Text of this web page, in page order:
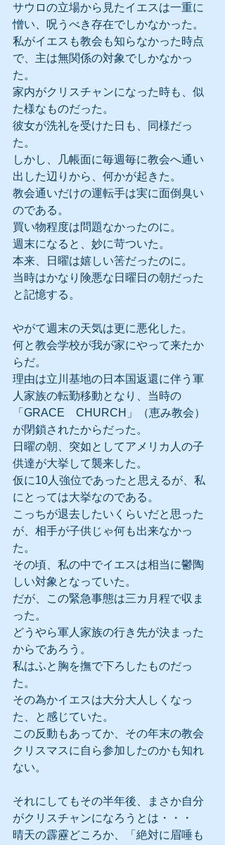
サウロの立場から見たイエスは一重に
憎い、呪うべき存在でしかなかった。
私がイエスも教会も知らなかった時点
で、主は無関係の対象でしかなかっ
た。
家内がクリスチャンになった時も、似
た様なものだった。
彼女が洗礼を受けた日も、同様だっ
た。
しかし、几帳面に毎週毎に教会へ通い
出した辺りから、何かが起きた。
教会通いだけの運転手は実に面倒臭い
のである。
買い物程度は問題なかったのに。
週末になると、妙に苛ついた。
本来、日曜は嬉しい筈だったのに。
当時はかなり険悪な日曜日の朝だった
と記憶する。
やがて週末の天気は更に悪化した。
何と教会学校が我が家にやって来たか
らだ。
理由は立川基地の日本国返還に伴う軍
人家族の転勤移動となり、当時の
「GRACE　CHURCH」（恵み教会）
が閉鎖されたからだった。
日曜の朝、突如としてアメリカ人の子
供達が大挙して襲来した。
仮に10人強位であったと思えるが、私
にとっては大挙なのである。
こっちが退去したいくらいだと思った
が、相手が子供じゃ何も出来なかっ
た。
その頃、私の中でイエスは相当に鬱陶
しい対象となっていた。
だが、この緊急事態は三カ月程で収ま
った。
どうやら軍人家族の行き先が決まった
からであろう。
私はふと胸を撫で下ろしたものだっ
た。
その為かイエスは大分大人しくなっ
た、と感じていた。
この反動もあってか、その年末の教会
クリスマスに自ら参加したのかも知れ
ない。
それにしてもその半年後、まさか自分
がクリスチャンになろうとは・・・
晴天の霹靂どころか、「絶対に眉唾も